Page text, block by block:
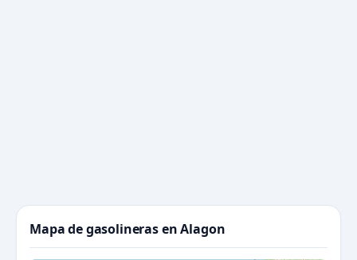
Mapa de gasolineras en Alagon